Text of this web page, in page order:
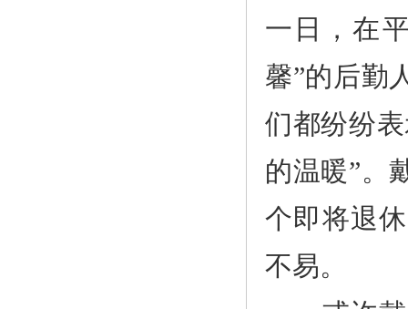
一日，在
馨”的后勤
们都纷纷
的温暖”。
个即将退
不易。